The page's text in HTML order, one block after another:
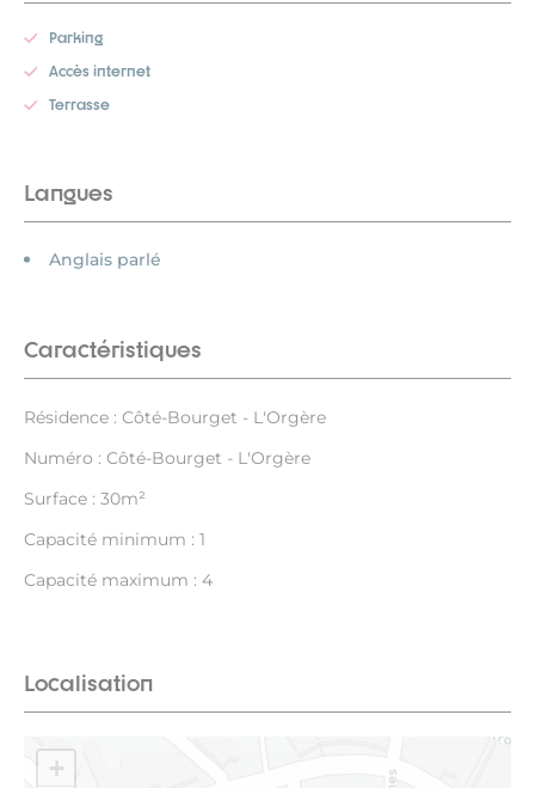
Parking
Accès internet
Terrasse
Langues
Anglais parlé
Caractéristiques
Résidence : Côté-Bourget - L'Orgère
Numéro : Côté-Bourget - L'Orgère
Surface : 30m²
Capacité minimum : 1
Capacité maximum : 4
Localisation
+